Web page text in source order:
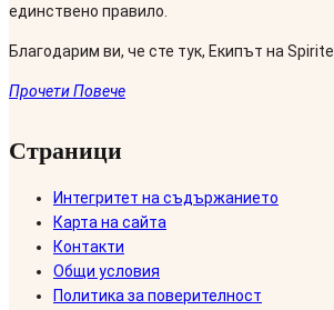
единствено правило.
Благодарим ви, че сте тук, Екипът на Spiritell
Прочети Повече
Страници
Интегритет на съдържанието
Карта на сайта
Контакти
Общи условия
Политика за поверителност